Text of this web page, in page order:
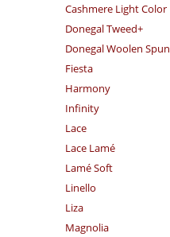
Cashmere Light Color
Donegal Tweed+
Donegal Woolen Spun
Fiesta
Harmony
Infinity
Lace
Lace Lamé
Lamé Soft
Linello
Liza
Magnolia